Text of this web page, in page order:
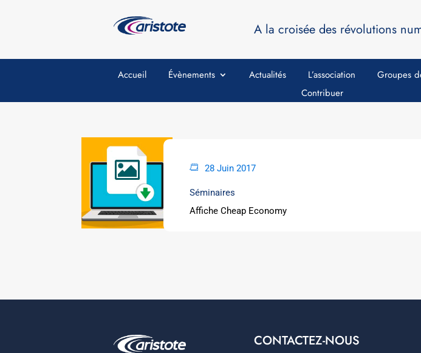
A la croisée des révolutions
Accueil Évènements Actualités L’association Groupes
Contribuer
28 Juin 2017
Séminaires
Affiche Cheap Economy
CONTACTEZ-NOUS